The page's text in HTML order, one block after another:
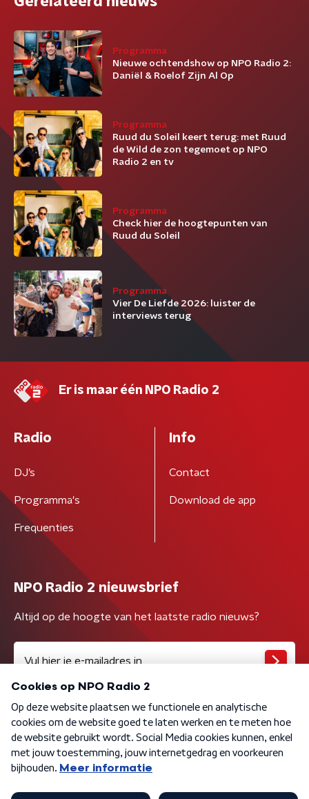
Programma
Nieuwe ochtendshow op NPO Radio 2:
Daniël & Roelof Zijn Al Op
Programma
Ruud du Soleil keert terug: met Ruud
de Wild de zon tegemoet op NPO
Radio 2 en tv
Programma
Check hier de hoogtepunten van
Ruud du Soleil
Programma
Vier De Liefde 2026: luister de
interviews terug
Er is maar één NPO Radio 2
Radio
DJ’s
Programma's
Frequenties
Info
Contact
Download de app
NPO Radio 2 nieuwsbrief
Altijd op de hoogte van het laatste radio nieuws?
Algemene voorwaarden